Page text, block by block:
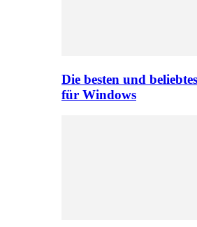
Die besten und
für Windows